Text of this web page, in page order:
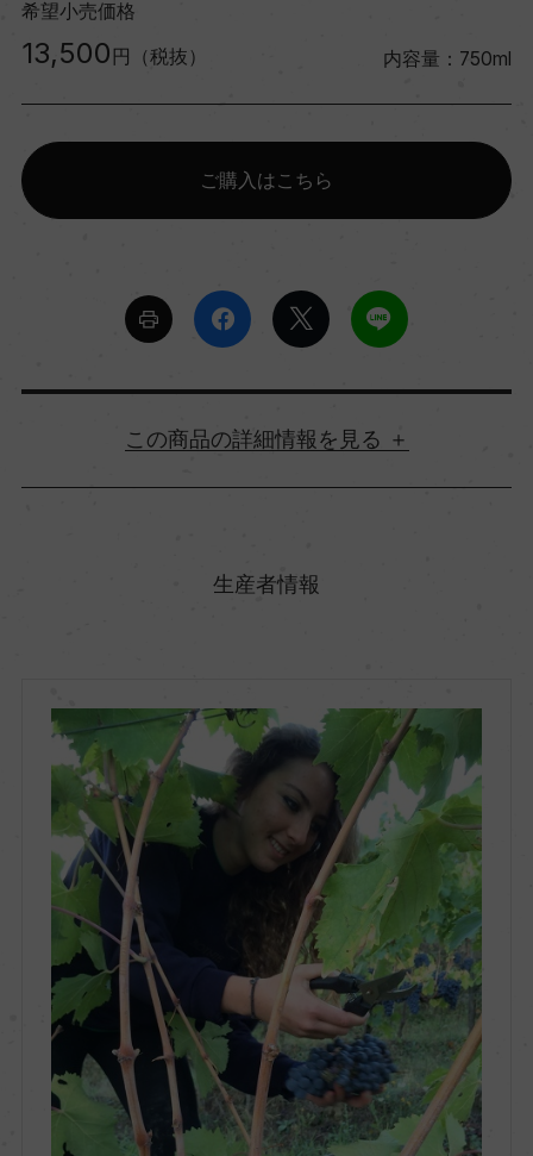
希望小売価格
13,500 円（税抜） 内容量：750ml
ご購入はこちら
詳細情報
地区名
キアンティ・クラッシコ
種類
スティルワイン
生産者情報